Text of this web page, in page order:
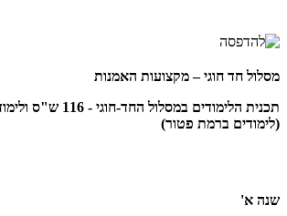
מסלול חד חוגי – מקצועות האמנות
תכנית הלימודים במסלול החד-חוגי - 116 ש"ס ולימודים בשפה זרה שניה
(לימודים ברמת פטור)
שנה א'